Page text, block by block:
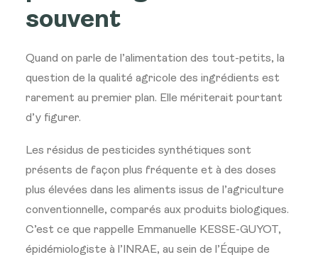
souvent
Quand on parle de l’alimentation des tout-petits, la
question de la qualité agricole des ingrédients est
rarement au premier plan. Elle mériterait pourtant
d’y figurer.
Les résidus de pesticides synthétiques sont
présents de façon plus fréquente et à des doses
plus élevées dans les aliments issus de l’agriculture
conventionnelle, comparés aux produits biologiques.
C’est ce que rappelle Emmanuelle KESSE-GUYOT,
épidémiologiste à l’INRAE, au sein de l’Équipe de